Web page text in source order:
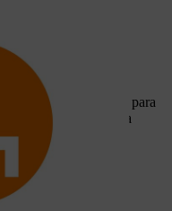
STIHL disponible para
Si aún no tienes una